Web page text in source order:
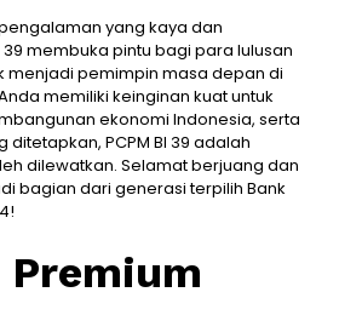
yang kaya dan
39 membuka pintu bagi para lulusan
menjadi pemimpin masa depan di
memiliki keinginan kuat untuk
ekonomi Indonesia, serta
PCPM BI 39 adalah
dilewatkan. Selamat berjuang dan
bagian dari generasi terpilih Bank
Premium